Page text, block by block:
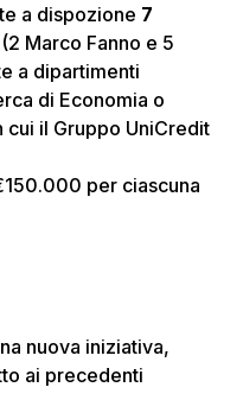
a dispozione 7
Marco Fanno e 5
a dipartimenti
di Economia o
cui il Gruppo UniCredit
per ciascuna
nuova iniziativa,
ai precedenti